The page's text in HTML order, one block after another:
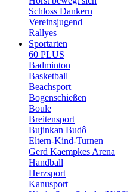
Schloss Dankern
Vereinsjugend
Rallyes
Sportarten
60 PLUS
Badminton
Basketball
Beachsport
Bogenschießen
Boule
Breitensport
Bujinkan Budô
Eltern-Kind-Turnen
Gerd Kaempkes Arena
Handball
Herzsport
Kanusport